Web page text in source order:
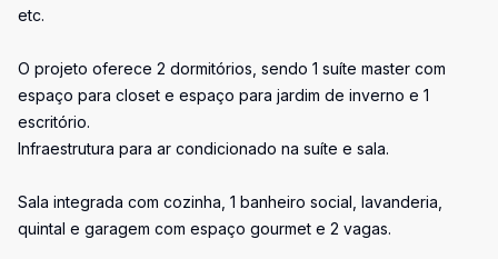
etc.
O projeto oferece 2 dormitórios, sendo 1 suíte master com
espaço para closet e espaço para jardim de inverno e 1
escritório.
Infraestrutura para ar condicionado na suíte e sala.
Sala integrada com cozinha, 1 banheiro social, lavanderia,
quintal e garagem com espaço gourmet e 2 vagas.